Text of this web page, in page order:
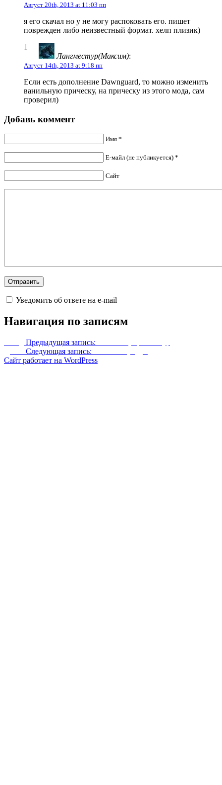
Август 20th, 2013 at 11:03 пп
я его скачал но у не могу распоковать его. пишет
поврежден либо неизвестный формат. хелп плизик)
1
Лангместур(Максим):
Август 14th, 2013 at 9:18 пп
Если есть дополнение Dawnguard, то можно изменить
ванильную прическу, на прическу из этого мода, сам
проверил)
Добавь коммент
Имя *
Е-майл (не публикуется) *
Сайт
Уведомить об ответе на e-mail
Навигация по записям
Предыдущая запись:
Следующая запись:
Сайт работает на WordPress